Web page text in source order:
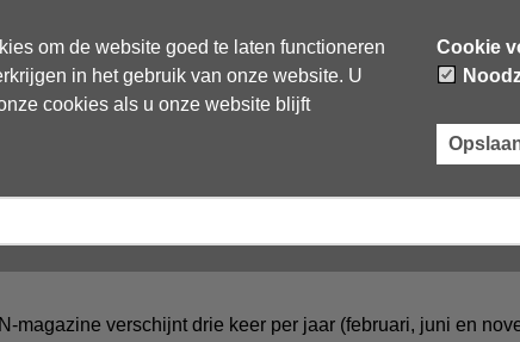
om de website goed te laten functioneren
in het gebruik van onze website. U
cookies als u onze website blijft
Cookie
Vanaf vandaag doen we dit onder andere met het
het (online) magazine geven we met tekst en beeld een
onze werkzaamheden en projecten, staat het magazine ook
beschermen én delen we de mooiste foto’s uit onze
van de OD NHN aan het woord over zijn/haar
magazine verschijnt drie keer per jaar (februari, juni en